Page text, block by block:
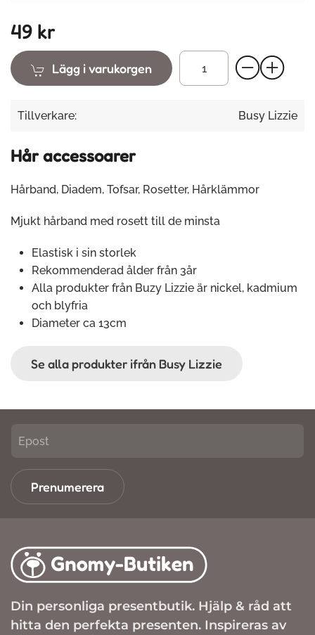
49 kr
Lägg i varukorgen
Tillverkare: Busy Lizzie
Hår accessoarer
Hårband, Diadem, Tofsar, Rosetter, Hårklämmor
Mjukt hårband med rosett till de minsta
Elastisk i sin storlek
Rekommenderad ålder från 3år
Alla produkter från Buzy Lizzie är nickel, kadmium
och blyfria
Diameter ca 13cm
Se alla produkter ifrån Busy Lizzie
Prenumerera
Din personliga presentbutik. Hjälp & råd att
hitta den perfekta presenten. Inspireras av